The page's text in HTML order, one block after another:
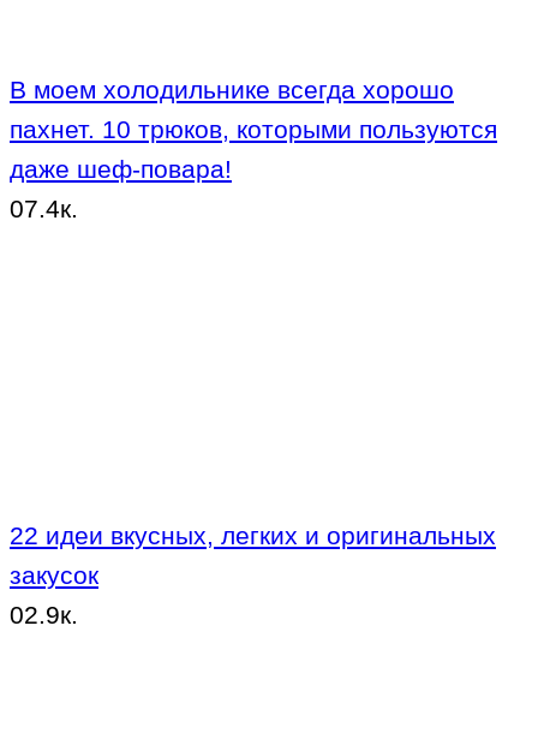
В моем холодильнике всегда хорошо
пахнет. 10 трюков, которыми пользуются
даже шеф-повара!
07.4к.
22 идеи вкусных, легких и оригинальных
закусок
02.9к.